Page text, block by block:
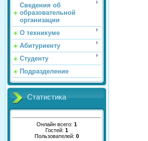
Сведения об
образовательной
организации
О техникуме
Абитуриенту
Студенту
Подразделение
Статистика
Онлайн всего: 1
Гостей: 1
Пользователей: 0